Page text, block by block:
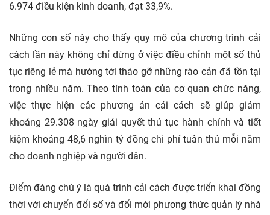
6.974 điều kiện kinh doanh, đạt 33,9%.
Những con số này cho thấy quy mô của chương trình cải
cách lần này không chỉ dừng ở việc điều chỉnh một số thủ
tục riêng lẻ mà hướng tới tháo gỡ những rào cản đã tồn tại
trong nhiều năm. Theo tính toán của cơ quan chức năng,
việc thực hiện các phương án cải cách sẽ giúp giảm
khoảng 29.308 ngày giải quyết thủ tục hành chính và tiết
kiệm khoảng 48,6 nghìn tỷ đồng chi phí tuân thủ mỗi năm
cho doanh nghiệp và người dân.
Điểm đáng chú ý là quá trình cải cách được triển khai đồng
thời với chuyển đổi số và đổi mới phương thức quản lý nhà